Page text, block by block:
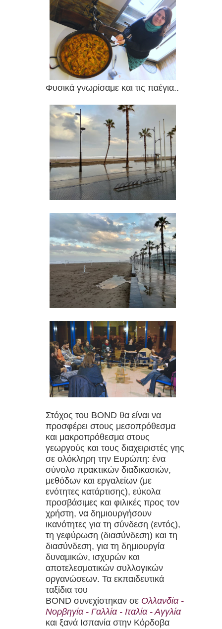
Φυσικά γνωρίσαμε και τις παέγια..
Στόχος του BOND θα είναι να
προσφέρει στους μεσοπρόθεσμα
και μακροπρόθεσμα στους
γεωργούς και τους διαχειριστές γης
σε ολόκληρη την Ευρώπη: ένα
σύνολο πρακτικών διαδικασιών,
μεθόδων και εργαλείων (με
ενότητες κατάρτισης), εύκολα
προσβάσιμες και φιλικές προς τον
χρήστη, να δημιουργήσουν
ικανότητες για τη σύνδεση (εντός),
τη γεφύρωση (διασύνδεση) και τη
διασύνδεση, για τη δημιουργία
δυναμικών, ισχυρών και
αποτελεσματικών συλλογικών
οργανώσεων. Τα εκπαιδευτικά
ταξίδια του
BOND συνεχίστηκαν σε Ολλανδία -
Νορβηγία - Γαλλία - Ιταλία - Αγγλία
και ξανά Ισπανία στην Κόρδοβα